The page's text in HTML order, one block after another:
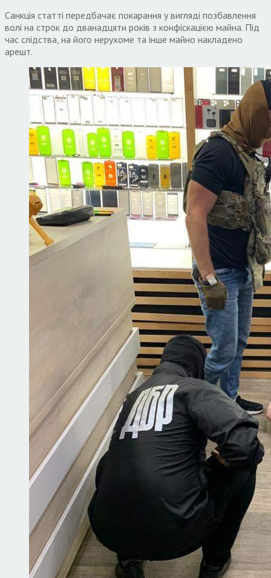
Санкція статті передбачає покарання у вигляді позбавлення
волі на строк до дванадцяти років з конфіскацією майна. Під
час слідства, на його нерухоме та інше майно накладено
арешт.